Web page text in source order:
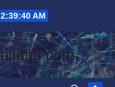
2:39:41 AM